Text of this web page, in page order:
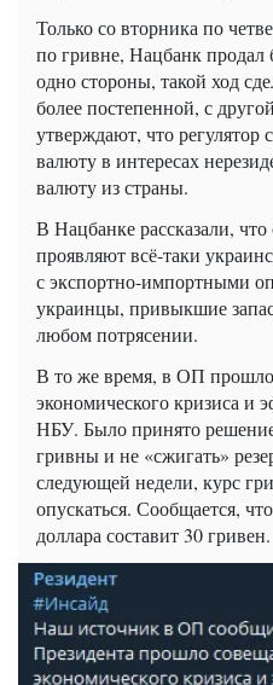
Только со вторника по
по гривне, Нацбанк продал
одно стороны, такой ход
более постепенной, с
утверждают, что регулятор
валюту в интересах
валюту из страны.
В Нацбанке рассказали,
проявляют всё-таки
с экспортно-импортными
украинцы, привыкшие
любом потрясении.
В то же время, в ОП
экономического кризиса и
НБУ. Было принято
гривны и не «сжигать»
следующей недели, курс
опускаться. Сообщается,
доллара составит 30 гривен.